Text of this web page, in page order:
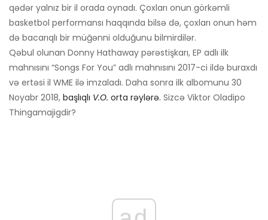
qədər yalnız bir il orada oynadı. Çoxları onun görkəmli
basketbol performansı haqqında bilsə də, çoxları onun həm
də bacarıqlı bir müğənni olduğunu bilmirdilər.
Qəbul olunan Donny Hathaway pərəstişkarı, EP adlı ilk
mahnısını “Songs For You” adlı mahnısını 2017-ci ildə buraxdı
və ertəsi il WME ilə imzaladı. Daha sonra ilk albomunu 30
Noyabr 2018, başlıqlı V.O. orta rəylərə. Sizcə Viktor Oladipo
Thingamajigdir?